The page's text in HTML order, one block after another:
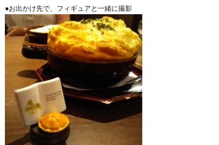
●お出かけ先で、フィギュアと一緒に撮影